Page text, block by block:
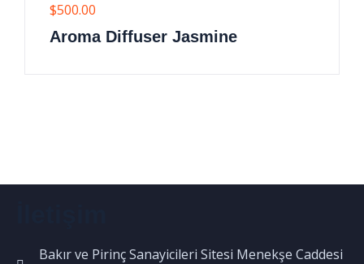
$500.00
Aroma Diffuser Jasmine
Bakır ve Pirinç Sanayicileri Sitesi Menekşe Caddesi